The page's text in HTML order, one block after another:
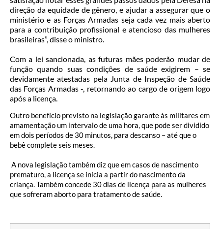
direção da equidade de gênero, e ajudar a assegurar que o
ministério e as Forças Armadas seja cada vez mais aberto
para a contribuição profissional e atencioso das mulheres
brasileiras”, disse o ministro.
Com a lei sancionada, as futuras mães poderão mudar de
função quando suas condições de saúde exigirem – se
devidamente atestadas pela Junta de Inspeção de Saúde
das Forças Armadas -, retornando ao cargo de origem logo
após a licença.
Outro benefício previsto na legislação garante às militares em
amamentação um intervalo de uma hora, que pode ser dividido
em dois períodos de 30 minutos, para descanso – até que o
bebê complete seis meses.
A nova legislação também diz que em casos de nascimento
prematuro, a licença se inicia a partir do nascimento da
criança. Também concede 30 dias de licença para as mulheres
que sofreram aborto para tratamento de saúde.